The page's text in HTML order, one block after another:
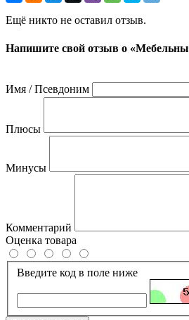
Ещё никто не оставил отзыв.
Напишите свой отзыв о
Имя / Псевдоним
Плюсы
Минусы
Комментарий
Оценка товара
Введите код в поле ниже